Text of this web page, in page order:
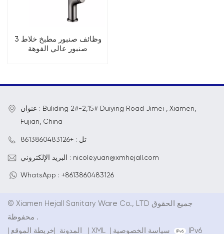
3 وظائف صنبور مطبخ خلاط
صنبور عالي الفوهة
عنوان : Buliding 2#-2,15# Duiying Road Jimei , Xiamen,
Fujian, China
تل : +8613860483126
البريد الإلكتروني : nicole.yuan@xmhejall.com
WhatsApp : +8613860483126
© Xiamen Hejall Sanitary Ware Co., LTD جميع الحقوق
محفوظة .
المدونة XML سياسة الخصوصية IPv6